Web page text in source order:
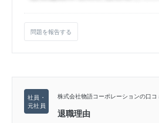
問題を報告する
株式会社物語コーポレーションの口コ
退職理由